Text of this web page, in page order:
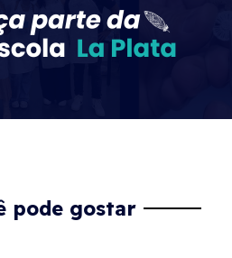
pode gostar